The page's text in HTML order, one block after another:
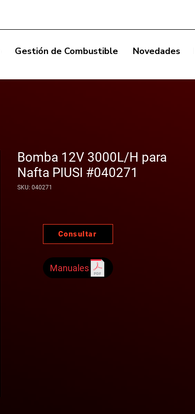
Gestión de Combustible Novedades
Bomba 12V 3000L/H para
Nafta PIUSI #040271
SKU: 040271
Consultar
Manuales